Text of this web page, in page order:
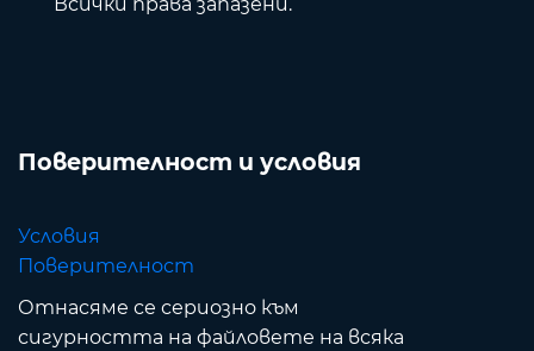
Поверителност и условия
Условия
Поверителност
Отнасяме се сериозно към
сигурността на файловете на всяка